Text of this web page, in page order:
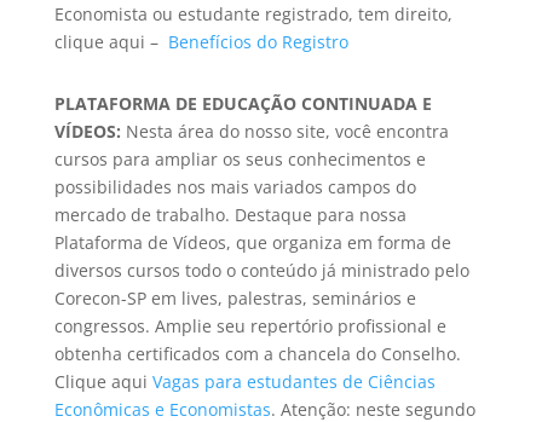
Economista ou estudante registrado, tem direito,
clique aqui – Benefícios do Registro
PLATAFORMA DE EDUCAÇÃO CONTINUADA E
VÍDEOS: Nesta área do nosso site, você encontra
cursos para ampliar os seus conhecimentos e
possibilidades nos mais variados campos do
mercado de trabalho. Destaque para nossa
Plataforma de Vídeos, que organiza em forma de
diversos cursos todo o conteúdo já ministrado pelo
Corecon-SP em lives, palestras, seminários e
congressos. Amplie seu repertório profissional e
obtenha certificados com a chancela do Conselho.
Clique aqui Vagas para estudantes de Ciências
Econômicas e Economistas. Atenção: neste segundo